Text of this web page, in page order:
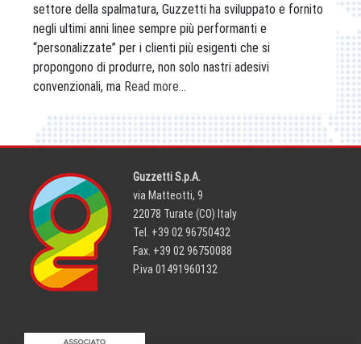
settore della spalmatura, Guzzetti ha sviluppato e fornito
negli ultimi anni linee sempre più performanti e
“personalizzate” per i clienti più esigenti che si
propongono di produrre, non solo nastri adesivi
convenzionali, ma Read more…
Guzzetti S.p.A.
via Matteotti, 9
22078 Turate (CO) Italy
Tel. +39 02 96750432
Fax. +39 02 96750088
P.iva 01491960132